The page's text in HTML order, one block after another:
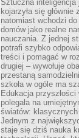
Sztuczna
kojarzyła się
natomiast wchodzi
domów jako realne
nauczania. Z jednej
potrafi szybko
treści i pomagać w
drugiej – wywołuje
przestaną
szkoła w ogóle ma
Edukacja
polegała na
światów:
Jednym z
staje się dziś nauka